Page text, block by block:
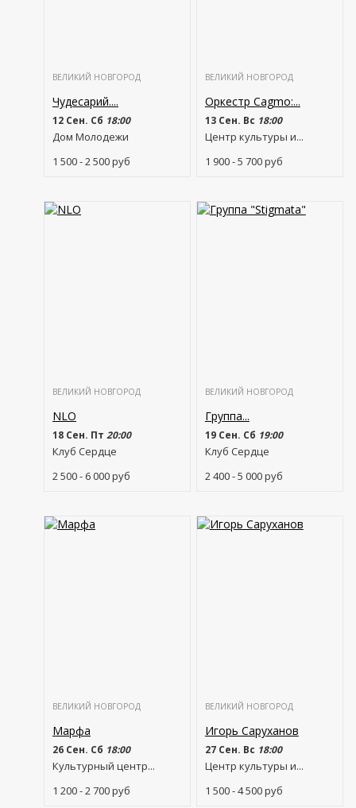
ВЕЛИКИЙ НОВГОРОД
Чудесарий....
12 Сен. Сб 18:00
Дом Молодежи
1 500 - 2 500руб
ВЕЛИКИЙ НОВГОРОД
Оркестр Cagmo:...
13 Сен. Вс 18:00
Центр культуры и...
1 900 - 5 700руб
ВЕЛИКИЙ НОВГОРОД
NLO
18 Сен. Пт 20:00
Клуб Сердце
2 500 - 6 000руб
ВЕЛИКИЙ НОВГОРОД
Группа...
19 Сен. Сб 19:00
Клуб Сердце
2 400 - 5 000руб
ВЕЛИКИЙ НОВГОРОД
Марфа
26 Сен. Сб 18:00
Культурный центр...
1 200 - 2 700руб
ВЕЛИКИЙ НОВГОРОД
Игорь Саруханов
27 Сен. Вс 18:00
Центр культуры и...
1 500 - 4 500руб